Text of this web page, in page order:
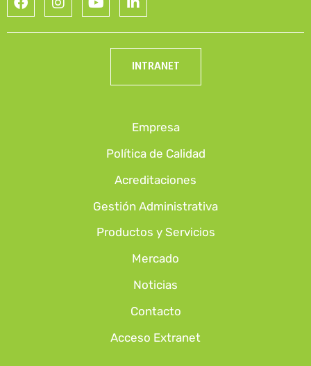
INTRANET
Empresa
Política de Calidad
Acreditaciones
Gestión Administrativa
Productos y Servicios
Mercado
Noticias
Contacto
Acceso Extranet